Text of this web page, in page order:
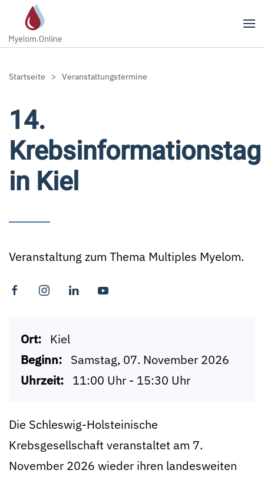
Zum Hauptinhalt springen
Startseite Veranstaltungstermine
14.
Krebsinformationstag
in Kiel
Veranstaltung zum Thema Multiples Myelom.
Ort: Kiel
Beginn: Samstag, 07. November 2026
Uhrzeit: 11:00 Uhr - 15:30 Uhr
Die Schleswig-Holsteinische
Krebsgesellschaft veranstaltet am 7.
November 2026 wieder ihren landesweiten